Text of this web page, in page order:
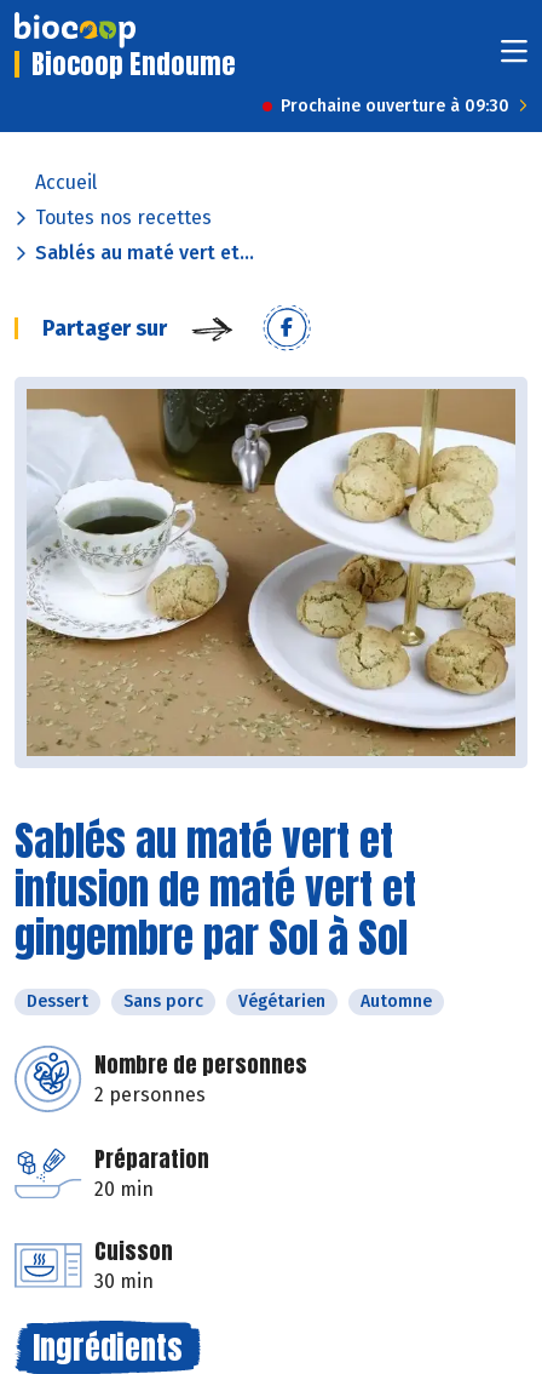
Biocoop Endoume
Prochaine ouverture à 09:30
Accueil
Toutes nos recettes
Sablés au maté vert et...
Partager sur
Sablés au maté vert et
infusion de maté vert et
gingembre par Sol à Sol
Dessert Sans porc Végétarien Automne
Nombre de personnes
2 personnes
Préparation
20 min
Cuisson
30 min
Ingrédients